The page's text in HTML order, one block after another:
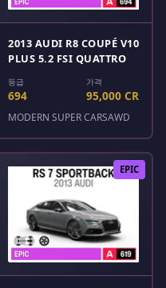
2013 AUDI R8 COUPÉ V10
PLUS 5.2 FSI QUATTRO
등급
694
가격
95,000 CR
MODERN SUPER CARSAWD
EPIC